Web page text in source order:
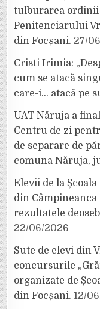
tulburarea ordinii
Penitenciarului
din Focșani. 27/
Cristi Irimia:
cum se atacă
care-i… atacă pe
UAT Năruja a
Centru de zi
de separare de
comuna Năruja,
Elevii de la
din
rezultatele
22/06/2026
Sute de elevi din
concursurile
organizate de
din Focșani. 12/